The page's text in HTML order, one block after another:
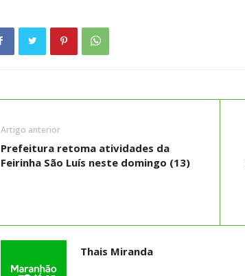
Artigo anterior
Prefeitura retoma atividades da
Feirinha São Luís neste domingo (13)
Thais Miranda